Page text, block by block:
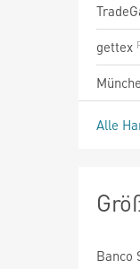
gettex
Alle
Banco